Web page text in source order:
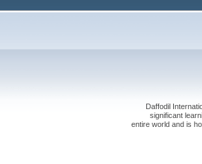
Daffodil
significant
entire world and is